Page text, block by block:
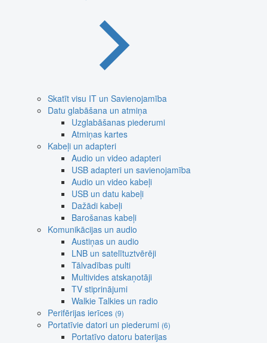
Skatīt visu IT un Savienojamība
Datu glabāšana un atmiņa
Uzglabāšanas piederumi
Atmiņas kartes
Kabeļi un adapteri
Audio un video adapteri
USB adapteri un savienojamība
Audio un video kabeļi
USB un datu kabeļi
Dažādi kabeļi
Barošanas kabeļi
Komunikācijas un audio
Austiņas un audio
LNB un satelītuztvērēji
Tālvadības pulti
Multivides atskaņotāji
TV stiprinājumi
Walkie Talkies un radio
Perifērijas ierīces (9)
Portatīvie datori un piederumi (6)
Portatīvo datoru baterijas